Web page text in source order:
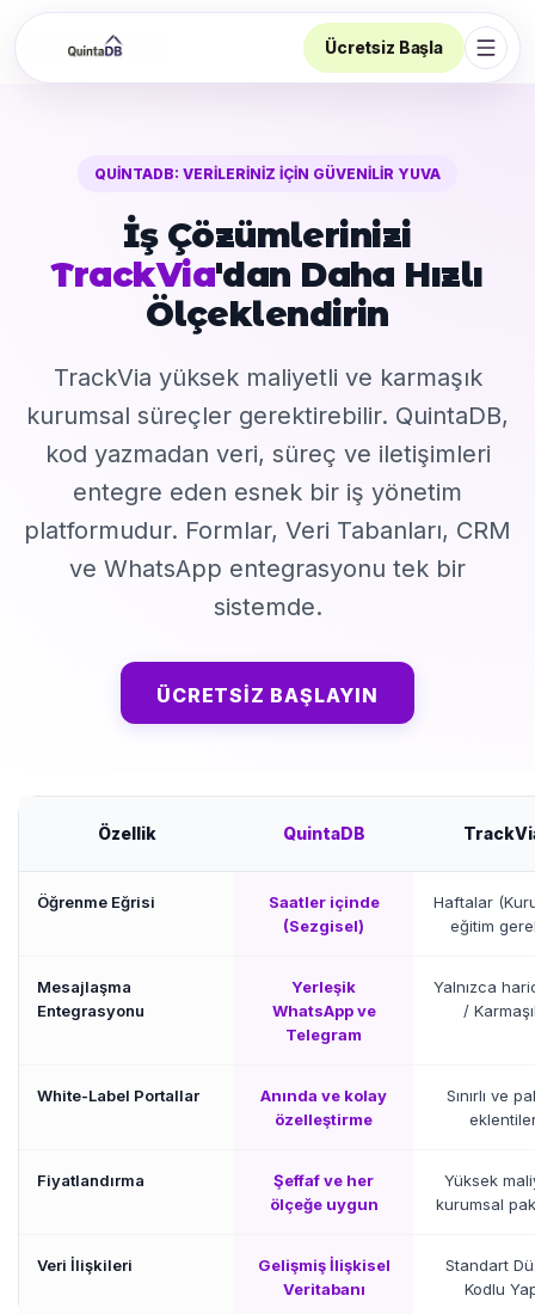
Ücretsiz Başla
QUINTADB: VERILERINIZ İÇIN GÜVENILIR YUVA
İş Çözümlerinizi
TrackVia'dan Daha Hızlı
Ölçeklendirin
TrackVia yüksek maliyetli ve karmaşık
kurumsal süreçler gerektirebilir. QuintaDB,
kod yazmadan veri, süreç ve iletişimleri
entegre eden esnek bir iş yönetim
platformudur. Formlar, Veri Tabanları, CRM
ve WhatsApp entegrasyonu tek bir
sistemde.
ÜCRETSIZ BAŞLAYIN
Özellik QuintaDB
Öğrenme Eğrisi
Saatler içinde
(Sezgisel)
Haftalar
eğitim
Mesajlaşma
Entegrasyonu
Yerleşik
WhatsApp ve
Telegram
Yalnızca
/
White-Label Portallar
Anında ve kolay
özelleştirme
Sınırlı ve
Fiyatlandırma
Şeffaf ve her
ölçeğe uygun
Yüksek
kurumsal
Veri İlişkileri
Gelişmiş İlişkisel
Veritabanı
Standart
Kodlu